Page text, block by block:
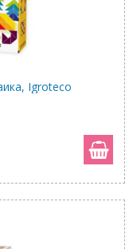
Igroteco